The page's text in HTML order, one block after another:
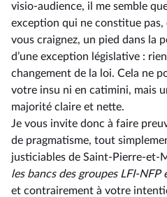
visio-audience, il me semble
exception qui ne constitue
vous craignez, un pied dans la
d’une exception législative :
changement de la loi. Cela ne
votre insu ni en catimini, mais
majorité claire et nette.
Je vous invite donc à faire
de pragmatisme, tout
justiciables de Saint-Pierre-et-
les bancs des groupesLFI-NFP
et contrairement à votre